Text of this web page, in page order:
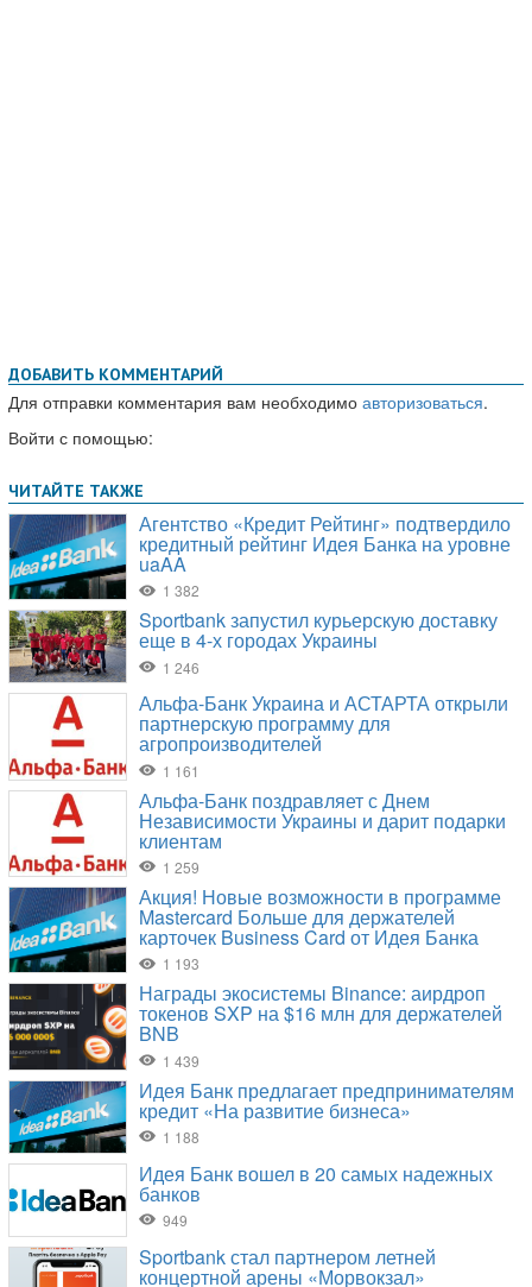
ДОБАВИТЬ КОММЕНТАРИЙ
Для отправки комментария вам необходимо авторизоваться.
Войти с помощью: